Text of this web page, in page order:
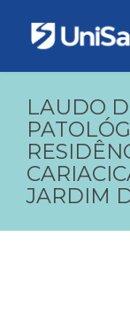
LAUDO
JARDIM